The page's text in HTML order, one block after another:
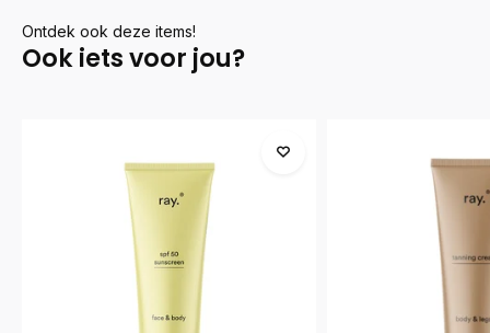
Ontdek ook deze items!
Ook iets voor jou?